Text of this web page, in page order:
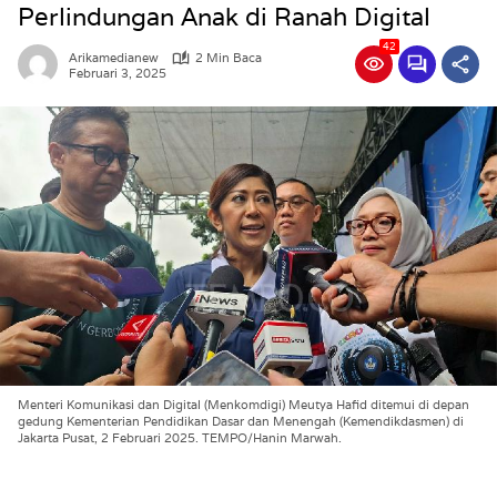
Perlindungan Anak di Ranah Digital
Arikamedianew
2 Min Baca
Februari 3, 2025
42
Menteri Komunikasi dan Digital (Menkomdigi) Meutya Hafid ditemui di depan
gedung Kementerian Pendidikan Dasar dan Menengah (Kemendikdasmen) di
Jakarta Pusat, 2 Februari 2025. TEMPO/Hanin Marwah.